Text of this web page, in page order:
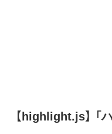
【highlight.js】 「